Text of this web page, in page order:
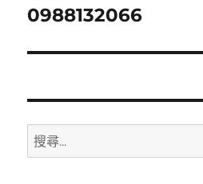
章:
下
篇
章:
0988132066
搜
尋